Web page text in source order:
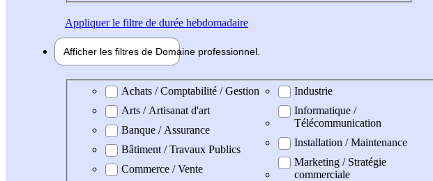
Appliquerle filtre de durée hebdomadaire
Afficher les filtres de Domaine professionnel
Domaine professionel
Achats / Comptabilité / Gestion
Arts / Artisanat d'art
Banque / Assurance
Bâtiment / Travaux Publics
Commerce / Vente
Industrie
Informatique /
Télécommunication
Installation / Maintenance
Marketing / Stratégie
commerciale